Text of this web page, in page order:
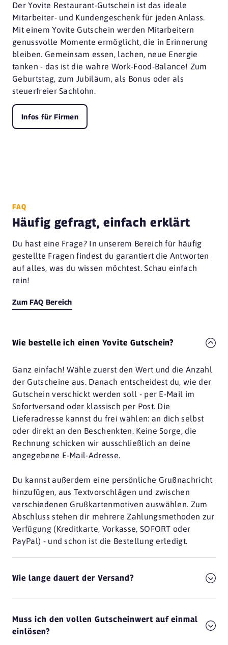
Der Yovite Restaurant-Gutschein ist das ideale
Mitarbeiter- und Kundengeschenk für jeden Anlass.
Mit einem Yovite Gutschein werden Mitarbeitern
genussvolle Momente ermöglicht, die in Erinnerung
bleiben. Gemeinsam essen, lachen, neue Energie
tanken - das ist die wahre Work-Food-Balance! Zum
Geburtstag, zum Jubiläum, als Bonus oder als
steuerfreier Sachlohn.
Infos für Firmen
FAQ
Häufig gefragt, einfach erklärt
Du hast eine Frage? In unserem Bereich für häufig
gestellte Fragen findest du garantiert die Antworten
auf alles, was du wissen möchtest. Schau einfach
rein!
Zum FAQ Bereich
Wie bestelle ich einen Yovite Gutschein?
Ganz einfach! Wähle zuerst den Wert und die Anzahl
der Gutscheine aus. Danach entscheidest du, wie der
Gutschein verschickt werden soll - per E-Mail im
Sofortversand oder klassisch per Post. Die
Lieferadresse kannst du frei wählen: an dich selbst
oder direkt an den Beschenkten. Keine Sorge, die
Rechnung schicken wir ausschließlich an deine
angegebene E-Mail-Adresse.
Du kannst außerdem eine persönliche Grußnachricht
hinzufügen, aus Textvorschlägen und zwischen
verschiedenen Grußkartenmotiven auswählen. Zum
Abschluss stehen dir mehrere Zahlungsmethoden zur
Verfügung (Kreditkarte, Vorkasse, SOFORT oder
PayPal) - und schon ist die Bestellung erledigt.
Wie lange dauert der Versand?
Muss ich den vollen Gutscheinwert auf einmal
einlösen?